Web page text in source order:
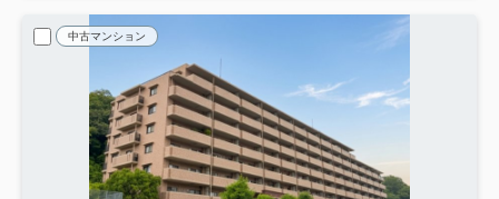
中古マンション